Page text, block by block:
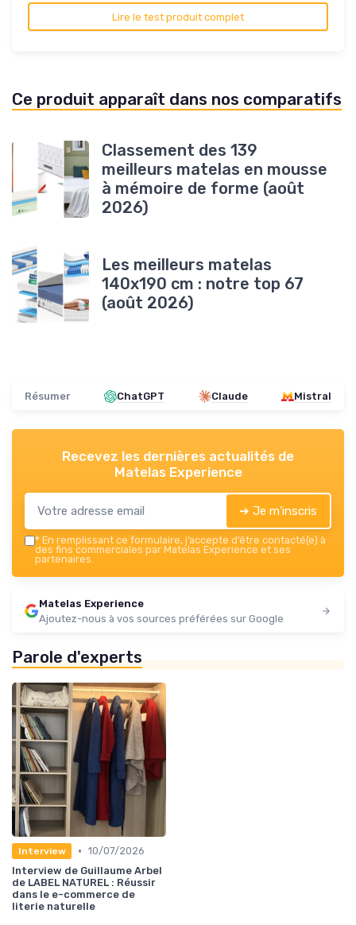
Lire le test produit complet
Ce produit apparaît dans nos comparatifs
Classement des 139
meilleurs matelas en mousse
à mémoire de forme (août
2026)
Les meilleurs matelas
140x190 cm : notre top 67
(août 2026)
Résumer ChatGPT Claude Mistral
Recevez les dernières actualités de
Matelas Experience
➔ Je m'inscris
* En remplissant ce formulaire, j’accepte d’être contacté(e) à
des fins commerciales par Matelas Experience et ses
partenaires.
Matelas Experience
Ajoutez-nous à vos sources préférées sur Google
Parole d'experts
Interview • 10/07/2026
Interview de Guillaume Arbel
de LABEL NATUREL : Réussir
dans le e-commerce de
literie naturelle